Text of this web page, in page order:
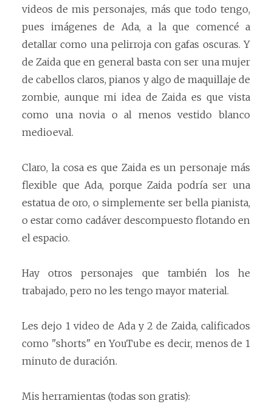
videos de mis personajes, más que todo tengo,
pues imágenes de Ada, a la que comencé a
detallar como una pelirroja con gafas oscuras. Y
de Zaida que en general basta con ser una mujer
de cabellos claros, pianos y algo de maquillaje de
zombie, aunque mi idea de Zaida es que vista
como una novia o al menos vestido blanco
medioeval.
Claro, la cosa es que Zaida es un personaje más
flexible que Ada, porque Zaida podría ser una
estatua de oro, o simplemente ser bella pianista,
o estar como cadáver descompuesto flotando en
el espacio.
Hay otros personajes que también los he
trabajado, pero no les tengo mayor material.
Les dejo 1 video de Ada y 2 de Zaida, calificados
como "shorts" en YouTube es decir, menos de 1
minuto de duración.
Mis herramientas (todas son gratis):